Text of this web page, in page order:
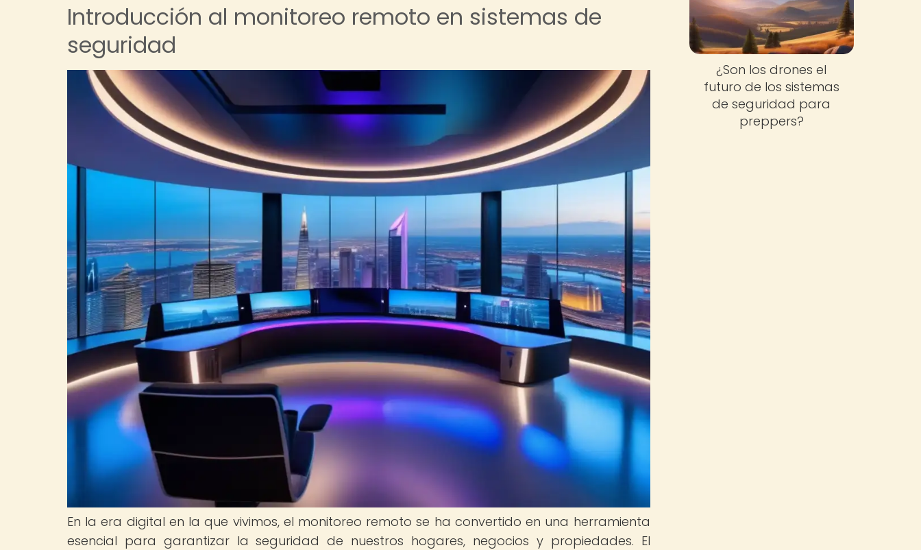
Introducción al monitoreo remoto en sistemas de
seguridad
En la era digital en la que vivimos, el monitoreo remoto se ha convertido en una herramienta
esencial para garantizar la seguridad de nuestros hogares, negocios y propiedades. El
¿Son los drones el
futuro de los sistemas
de seguridad para
preppers?